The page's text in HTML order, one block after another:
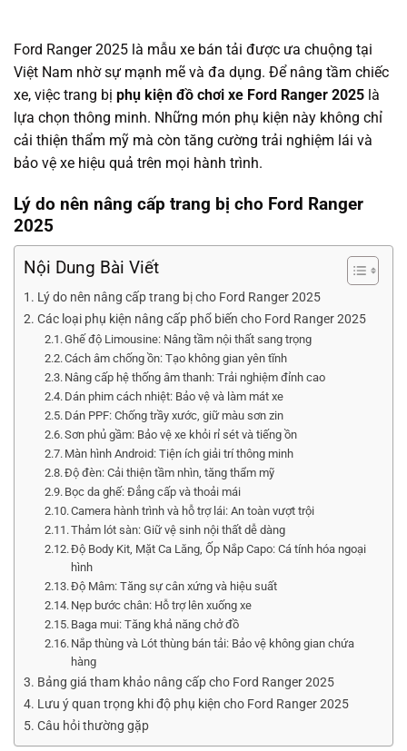
Ford Ranger 2025 là mẫu xe bán tải được ưa chuộng tại
Việt Nam nhờ sự mạnh mẽ và đa dụng. Để nâng tầm chiếc
xe, việc trang bị phụ kiện đồ chơi xe Ford Ranger 2025 là
lựa chọn thông minh. Những món phụ kiện này không chỉ
cải thiện thẩm mỹ mà còn tăng cường trải nghiệm lái và
bảo vệ xe hiệu quả trên mọi hành trình.
Lý do nên nâng cấp trang bị cho Ford Ranger
2025
Nội Dung Bài Viết
Lý do nên nâng cấp trang bị cho Ford Ranger 2025
Các loại phụ kiện nâng cấp phổ biến cho Ford Ranger 2025
Ghế độ Limousine: Nâng tầm nội thất sang trọng
Cách âm chống ồn: Tạo không gian yên tĩnh
Nâng cấp hệ thống âm thanh: Trải nghiệm đỉnh cao
Dán phim cách nhiệt: Bảo vệ và làm mát xe
Dán PPF: Chống trầy xước, giữ màu sơn zin
Sơn phủ gầm: Bảo vệ xe khỏi rỉ sét và tiếng ồn
Màn hình Android: Tiện ích giải trí thông minh
Độ đèn: Cải thiện tầm nhìn, tăng thẩm mỹ
Bọc da ghế: Đẳng cấp và thoải mái
Camera hành trình và hỗ trợ lái: An toàn vượt trội
Thảm lót sàn: Giữ vệ sinh nội thất dễ dàng
Độ Body Kit, Mặt Ca Lăng, Ốp Nắp Capo: Cá tính hóa ngoại
hình
Độ Mâm: Tăng sự cân xứng và hiệu suất
Nẹp bước chân: Hỗ trợ lên xuống xe
Baga mui: Tăng khả năng chở đồ
Nắp thùng và Lót thùng bán tải: Bảo vệ không gian chứa
hàng
Bảng giá tham khảo nâng cấp cho Ford Ranger 2025
Lưu ý quan trọng khi độ phụ kiện cho Ford Ranger 2025
Câu hỏi thường gặp